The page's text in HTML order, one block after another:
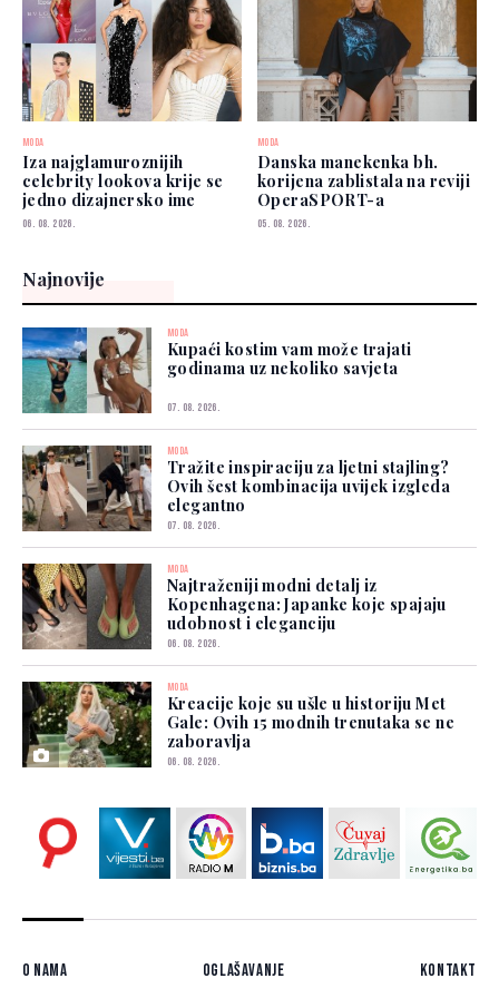
MODA
Iza najglamuroznijih
celebrity lookova krije se
jedno dizajnersko ime
06. 08. 2026.
MODA
Danska manekenka bh.
korijena zablistala na reviji
OperaSPORT-a
05. 08. 2026.
Najnovije
MODA
Kupaći kostim vam može trajati
godinama uz nekoliko savjeta
07. 08. 2026.
MODA
Tražite inspiraciju za ljetni stajling?
Ovih šest kombinacija uvijek izgleda
elegantno
07. 08. 2026.
MODA
Najtraženiji modni detalj iz
Kopenhagena: Japanke koje spajaju
udobnost i eleganciju
06. 08. 2026.
MODA
Kreacije koje su ušle u historiju Met
Gale: Ovih 15 modnih trenutaka se ne
zaboravlja
06. 08. 2026.
O nama Oglašavanje Kontakt